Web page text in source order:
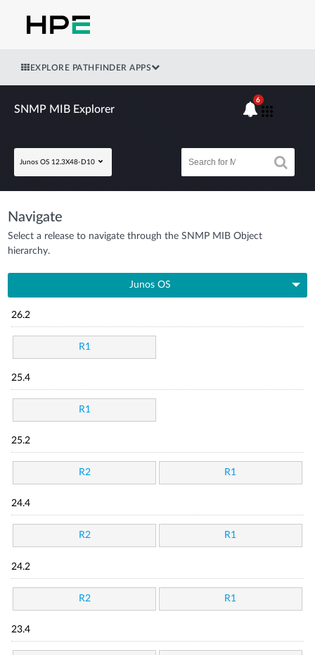
EXPLORE PATHFINDER APPS
SNMP MIB Explorer
Junos OS 12.3X48-D10
6
Navigate
Select a release to navigate through the SNMP MIB Object
hierarchy.
Junos OS
26.2
R1
25.4
R1
25.2
R2 R1
24.4
R2 R1
24.2
R2 R1
23.4